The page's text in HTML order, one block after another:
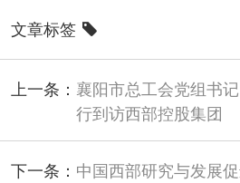
文章标签
上一条： 襄阳市总工会党组书
行到访西部控股集团
下一条： 中国西部研究与发展